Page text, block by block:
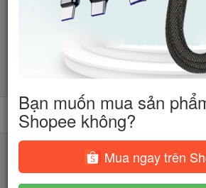
Bạn muốn mua sản
Shopee không?
Mua ngay trên